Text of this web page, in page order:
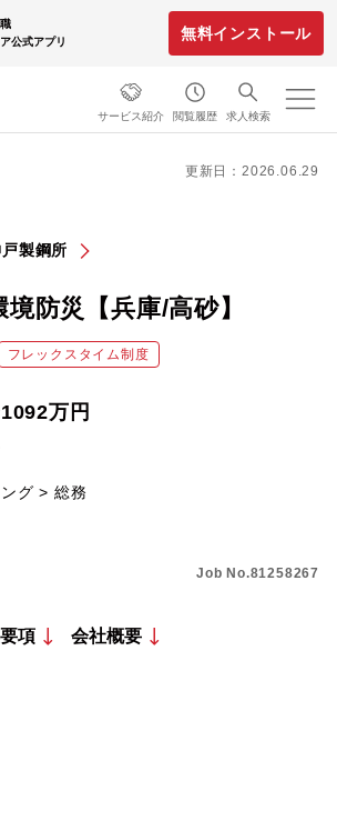
公式アプリ
無料インストール
サービス紹介 閲覧履歴 求人検索
更新日：2026.06.29
製鋼所
防災【兵庫/高砂】
フレックスタイム制度
万円
グ > 総務
Job No.81258267
項 会社概要